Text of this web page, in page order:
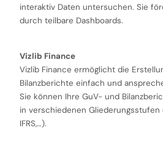
interaktiv Daten untersuchen. Sie
durch teilbare Dashboards.
Vizlib Finance
Vizlib Finance ermöglicht die
Bilanzberichte einfach und
Sie können Ihre GuV- und
in verschiedenen Gliederungsstufen
IFRS,…).